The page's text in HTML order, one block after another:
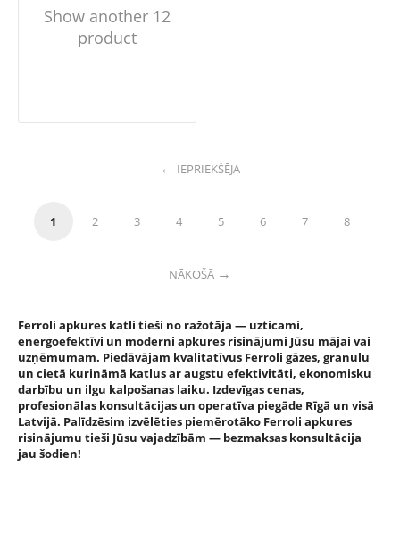
Show another 12
product
IEPRIEKŠĒJA
1 2 3 4 5 6 7 8
NĀKOŠĀ
Ferroli apkures katli tieši no ražotāja — uzticami,
energoefektīvi un moderni apkures risinājumi Jūsu mājai vai
uzņēmumam. Piedāvājam kvalitatīvus Ferroli gāzes, granulu
un cietā kurināmā katlus ar augstu efektivitāti, ekonomisku
darbību un ilgu kalpošanas laiku. Izdevīgas cenas,
profesionālas konsultācijas un operatīva piegāde Rīgā un visā
Latvijā. Palīdzēsim izvēlēties piemērotāko Ferroli apkures
risinājumu tieši Jūsu vajadzībām — bezmaksas konsultācija
jau šodien!